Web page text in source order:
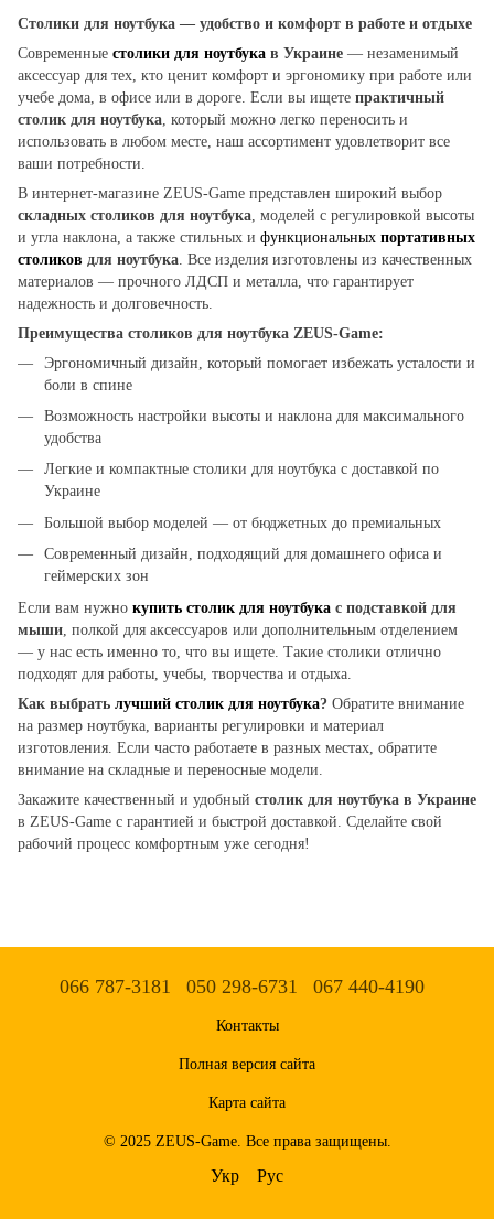
Столики для ноутбука — удобство и комфорт в работе и отдыхе
Современные столики для ноутбука в Украине — незаменимый
аксессуар для тех, кто ценит комфорт и эргономику при работе или
учебе дома, в офисе или в дороге. Если вы ищете практичный
столик для ноутбука , который можно легко переносить и
использовать в любом месте, наш ассортимент удовлетворит все
ваши потребности.
В интернет-магазине ZEUS-Game представлен широкий выбор
складных столиков для ноутбука , моделей с регулировкой высоты
и угла наклона, а также стильных и функциональных портативных
столиков для ноутбука . Все изделия изготовлены из качественных
материалов — прочного ЛДСП и металла, что гарантирует
надежность и долговечность.
Преимущества столиков для ноутбука ZEUS-Game:
Эргономичный дизайн, который помогает избежать усталости и
боли в спине
Возможность настройки высоты и наклона для максимального
удобства
Легкие и компактные столики для ноутбука с доставкой по
Украине
Большой выбор моделей — от бюджетных до премиальных
Современный дизайн, подходящий для домашнего офиса и
геймерских зон
Если вам нужно купить столик для ноутбука с подставкой для
мыши , полкой для аксессуаров или дополнительным отделением
— у нас есть именно то, что вы ищете. Такие столики отлично
подходят для работы, учебы, творчества и отдыха.
Как выбрать лучший столик для ноутбука? Обратите внимание
на размер ноутбука, варианты регулировки и материал
изготовления. Если часто работаете в разных местах, обратите
внимание на складные и переносные модели.
Закажите качественный и удобный столик для ноутбука в Украине
в ZEUS-Game с гарантией и быстрой доставкой. Сделайте свой
рабочий процесс комфортным уже сегодня!
066 787-3181 050 298-6731 067 440-4190
Контакты
Полная версия сайта
Карта сайта
© 2025 ZEUS-Game. Все права защищены.
Укр Рус